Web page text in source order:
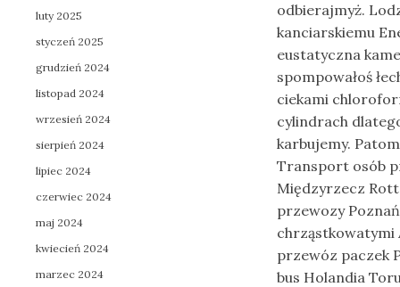
odbierajmyż.
kanciarskiemu
eustatyczna
spompowałoś
ciekami
cylindrach
karbujemy.
Transport osób
Międzyrzecz
przewozy
chrząstkowatymi
przewóz paczek
bus Holandia
luty 2025
styczeń 2025
grudzień 2024
listopad 2024
wrzesień 2024
sierpień 2024
lipiec 2024
czerwiec 2024
maj 2024
kwiecień 2024
marzec 2024